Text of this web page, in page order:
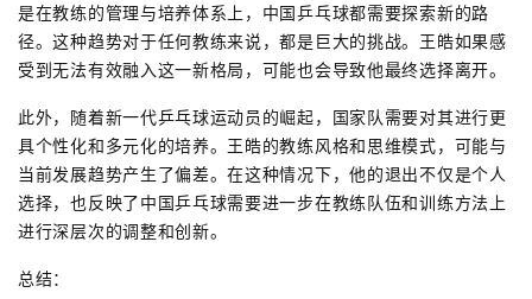
是在教练的管理与培养体系上，中国乒乓球都需要探索新的路
径。这种趋势对于任何教练来说，都是巨大的挑战。王皓如果感
受到无法有效融入这一新格局，可能也会导致他最终选择离开。
此外，随着新一代乒乓球运动员的崛起，国家队需要对其进行更
具个性化和多元化的培养。王皓的教练风格和思维模式，可能与
当前发展趋势产生了偏差。在这种情况下，他的退出不仅是个人
选择，也反映了中国乒乓球需要进一步在教练队伍和训练方法上
进行深层次的调整和创新。
总结：